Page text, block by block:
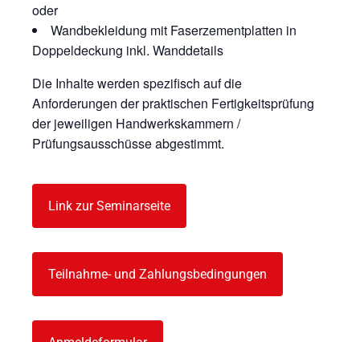
oder
Wandbekleidung mit Faserzementplatten in
Doppeldeckung inkl. Wanddetails
Die Inhalte werden spezifisch auf die
Anforderungen der praktischen Fertigkeitsprüfung
der jeweiligen Handwerkskammern /
Prüfungsausschüsse abgestimmt.
Link zur Seminarseite
Teilnahme- und Zahlungsbedingungen